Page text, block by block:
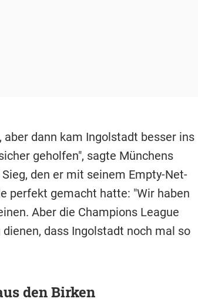
dann kam Ingolstadt besser ins
geholfen", sagte Münchens
den er mit seinem Empty-Net-
perfekt gemacht hatte: "Wir haben
Aber die Champions League
dass Ingolstadt noch mal so
den Birken